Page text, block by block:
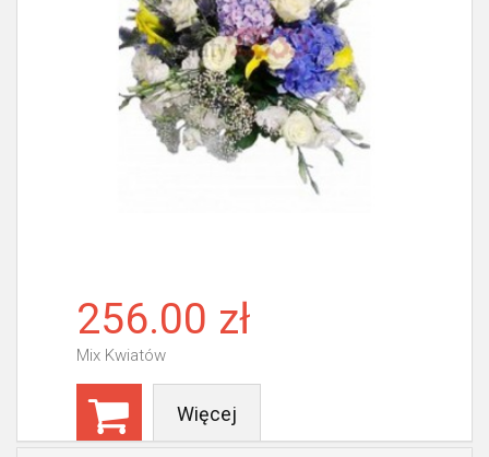
256.00 zł
Mix Kwiatów
Więcej